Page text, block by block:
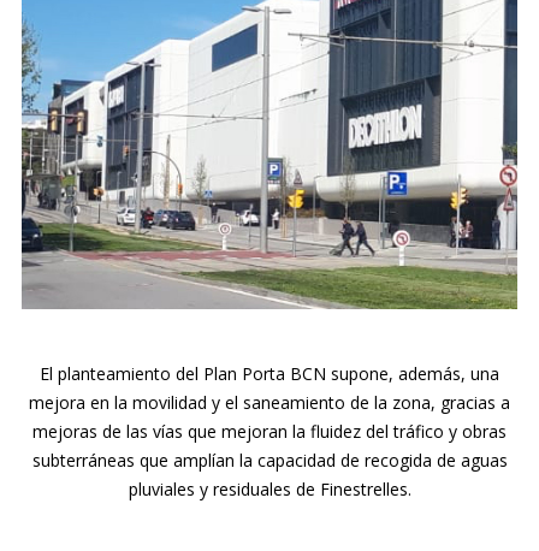
El planteamiento del Plan Porta BCN supone, además, una
mejora en la movilidad y el saneamiento de la zona, gracias a
mejoras de las vías que mejoran la fluidez del tráfico y obras
subterráneas que amplían la capacidad de recogida de aguas
pluviales y residuales de Finestrelles.